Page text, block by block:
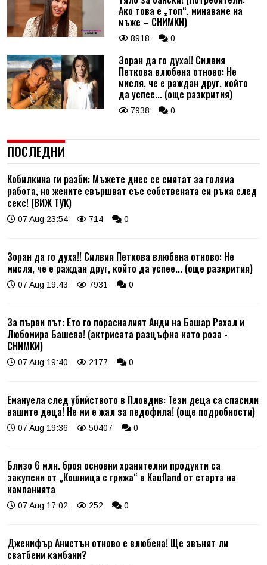
Ако това е „топ“, минаваме на
мъже – СНИМКИ)
8918 0
Зоран да го духа!! Силвия
Петкова влюбена отново: Не
мисля, че е раждан друг, който
да успее... (още разкрития)
7938 0
ПОСЛЕДНИ
Кобилкина ги разби: Мъжете днес се смятат за голяма
работа, но жените свършват със собствената си ръка след
секс! (ВИЖ ТУК)
07 Aug 23:54 714 0
Зоран да го духа!! Силвия Петкова влюбена отново: Не
мисля, че е раждан друг, който да успее... (още разкрития)
07 Aug 19:43 7931 0
За първи път: Ето го порасналият Анди на Башар Рахал и
Любомира Башева! (актрисата разцъфна като роза -
СНИМКИ)
07 Aug 19:40 2177 0
Емануела след убийството в Пловдив: Тези деца са спасили
вашите деца! Не ми е жал за педофила! (още подробности)
07 Aug 19:36 50407 0
Близо 6 млн. броя основни хранителни продукти са
закупени от „Кошница с грижа“ в Kaufland от старта на
кампанията
07 Aug 17:02 252 0
Дженифър Анистън отново е влюбена! Ще звънят ли
сватбени камбани?